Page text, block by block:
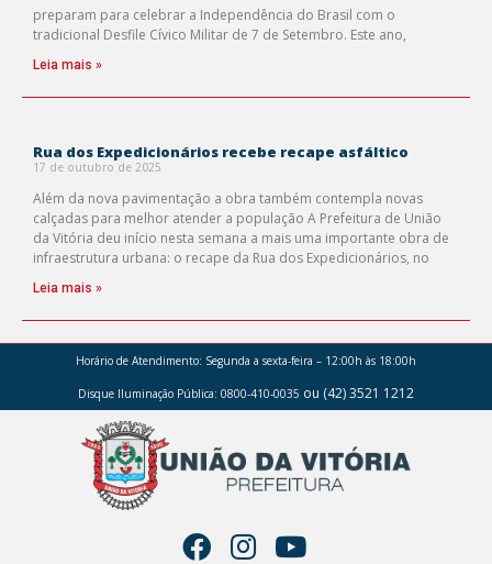
preparam para celebrar a Independência do Brasil com o
tradicional Desfile Cívico Militar de 7 de Setembro. Este ano,
Leia mais »
Rua dos Expedicionários recebe recape asfáltico
17 de outubro de 2025
Além da nova pavimentação a obra também contempla novas
calçadas para melhor atender a população A Prefeitura de União
da Vitória deu início nesta semana a mais uma importante obra de
infraestrutura urbana: o recape da Rua dos Expedicionários, no
Leia mais »
Horário de Atendimento: Segunda a sexta-feira – 12:00h às 18:00h
Disque Iluminação Pública: 0800-410-0035 ou (42) 3521 1212